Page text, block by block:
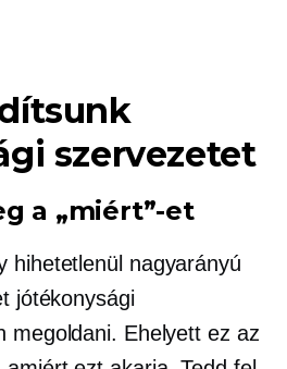
szervezetet
a „miért”-et
hihetetlenül nagyarányú
jótékonysági
megoldani. Ehelyett ez az